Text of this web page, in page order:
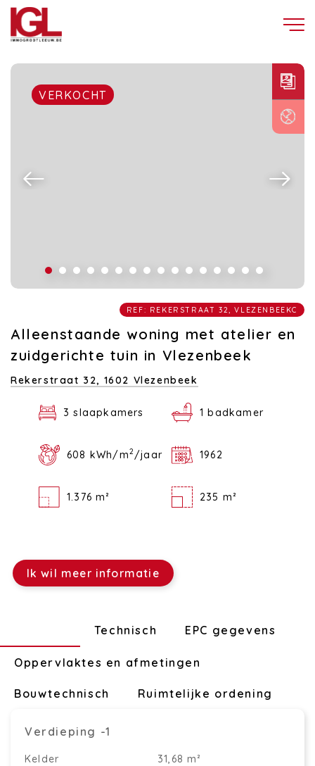
VERKOCHT
REF: REKERSTRAAT 32, VLEZENBEEKC
Alleenstaande woning met atelier en
zuidgerichte tuin in Vlezenbeek
Rekerstraat 32, 1602 Vlezenbeek
3 slaapkamers 1 badkamer
608 kWh/m2 /jaar 1962
1.376 m² 235 m²
Ik wil meer informatie
Technisch EPC gegevens
Oppervlaktes en afmetingen
Bouwtechnisch Ruimtelijke ordening
Verdieping -1
Kelder 31,68 m²